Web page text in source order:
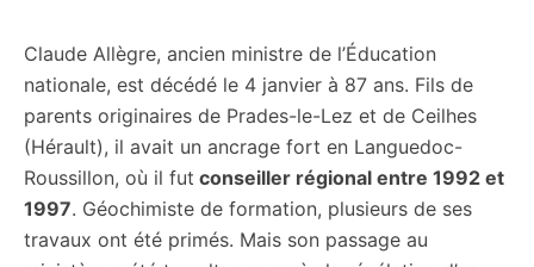
Claude Allègre, ancien ministre de l’Éducation
nationale, est décédé le 4 janvier à 87 ans. Fils de
parents originaires de Prades-le-Lez et de Ceilhes
(Hérault), il avait un ancrage fort en Languedoc-
Roussillon, où il fut conseiller régional entre 1992 et
1997. Géochimiste de formation, plusieurs de ses
travaux ont été primés. Mais son passage au